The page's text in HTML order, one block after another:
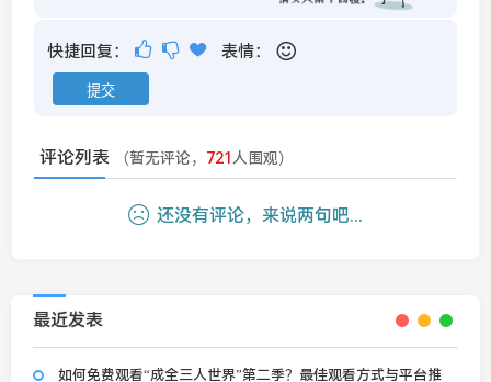
快捷回复： 表情：
评论列表 （暂无评论， 721 人围观）
还没有评论，来说两句吧...
最近发表
如何免费观看“成全三人世界”第二季？最佳观看方式与平台推